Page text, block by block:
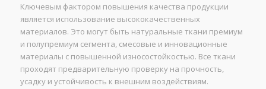
Ключевым фактором повышения качества продукции
является использование высококачественных
материалов. Это могут быть натуральные ткани премиум
и полупремиум сегмента, смесовые и инновационные
материалы с повышенной износостойкостью. Все ткани
проходят предварительную проверку на прочность,
усадку и устойчивость к внешним воздействиям.